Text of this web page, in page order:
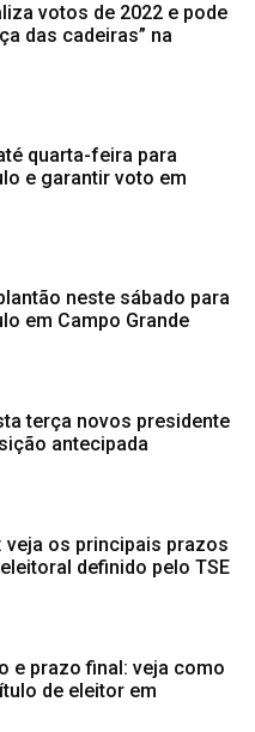
votos de 2022 e pode
das cadeiras” na
quarta-feira para
e garantir voto em
neste sábado para
em Campo Grande
terça novos presidente
antecipada
veja os principais prazos
definido pelo TSE
e prazo final: veja como
de eleitor em